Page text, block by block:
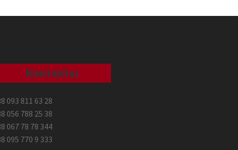
Контакты
093 811 63 28
056 788 25 38
067 78 78 344
095 770 9 333